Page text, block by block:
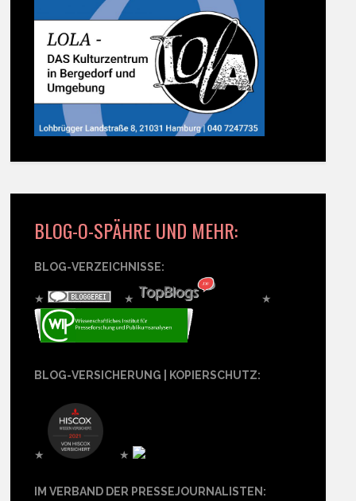
BLOG-O-SPÄHRE UND MEHR:
BLOG-VERZEICHNISSE:
★ ★ ★
BLOG-VERSICHERUNG | KOPIERSCHUTZ:
★ ★
IM VERBAND DER PRESSEJOURNALISTEN: